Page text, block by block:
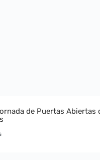
de Puertas Abiertas